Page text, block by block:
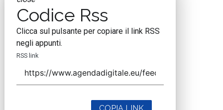
Codice Rss
Clicca sul pulsante per copiare il link RSS
negli appunti.
RSS link
COPIA LINK